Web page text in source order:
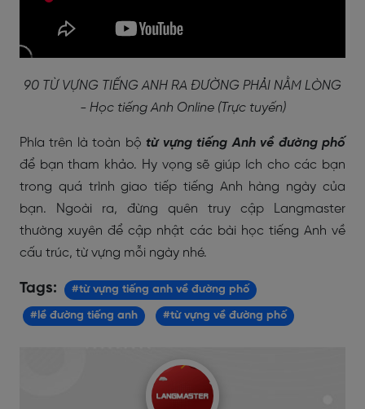
90 TỪ VỰNG TIẾNG ANH RA ĐƯỜNG PHẢI NẰM LÒNG
- Học tiếng Anh Online (Trực tuyến)
Phía trên là toàn bộ từ vựng tiếng Anh về đường phố
để bạn tham khảo. Hy vọng sẽ giúp ích cho các bạn
trong quá trình giao tiếp tiếng Anh hàng ngày của
bạn. Ngoài ra, đừng quên truy cập Langmaster
thường xuyên để cập nhật các bài học tiếng Anh về
cấu trúc, từ vựng mỗi ngày nhé.
Tags: #từ vựng tiếng anh về đường phố
#lề đường tiếng anh #từ vựng về đường phố